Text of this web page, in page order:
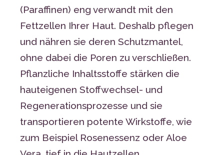
(Paraffinen) eng verwandt mit den
Fettzellen Ihrer Haut. Deshalb pflegen
und nähren sie deren Schutzmantel,
ohne dabei die Poren zu verschließen.
Pflanzliche Inhaltsstoffe stärken die
hauteigenen Stoffwechsel- und
Regenerationsprozesse und sie
transportieren potente Wirkstoffe, wie
zum Beispiel Rosenessenz oder Aloe